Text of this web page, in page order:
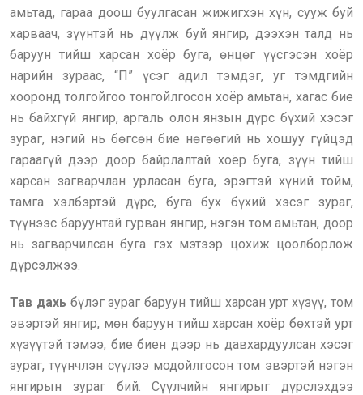
амьтад, гараа доош буулгасан жижигхэн хүн, сууж буй
харваач, зүүнтэй нь дүүлж буй янгир, дээхэн талд нь
баруун тийш харсан хоёр буга, өнцөг үүсгэсэн хоёр
нарийн зураас, “П” үсэг адил тэмдэг, уг тэмдгийн
хооронд толгойгоо тонгойлгосон хоёр амьтан, хагас бие
нь байхгүй янгир, аргаль олон янзын дүрс бүхий хэсэг
зураг, нэгий нь бөгсөн бие нөгөөгий нь хошуу гүйцэд
гараагүй дээр доор байрлалтай хоёр буга, зүүн тийш
харсан загварчлан урласан буга, эрэгтэй хүний тойм,
тамга хэлбэртэй дүрс, буга бух бүхий хэсэг зураг,
түүнээс баруунтай гурван янгир, нэгэн том амьтан, доор
нь загварчилсан буга гэх мэтээр цохиж цоолборлож
дүрсэлжээ.
Тав дахьбүлэг зураг баруун тийш харсан урт хүзүү, том
эвэртэй янгир, мөн баруун тийш харсан хоёр бөхтэй урт
хүзүүтэй тэмээ, бие биен дээр нь давхардуулсан хэсэг
зураг, түүнчлэн сүүлээ модойлгосон том эвэртэй нэгэн
янгирын зураг бий. Сүүлчийн янгирыг дүрслэхдээ